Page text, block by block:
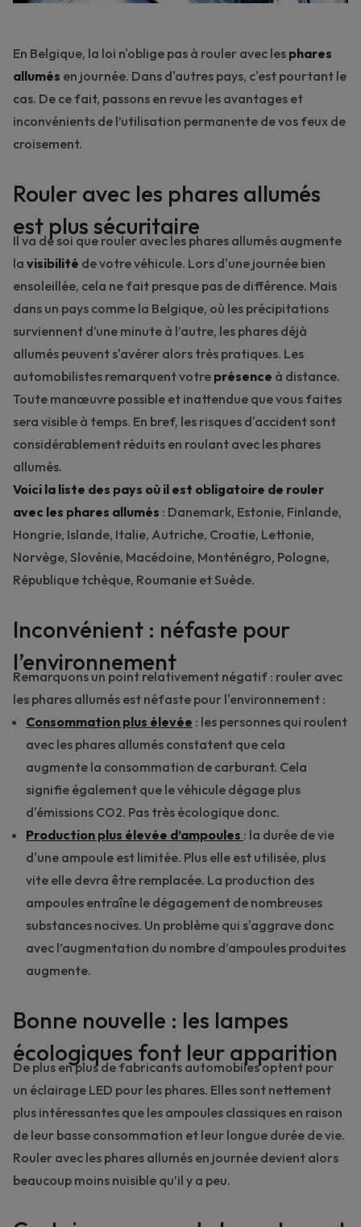
En Belgique, la loi n'oblige pas à rouler avec les phares
allumés en journée. Dans d'autres pays, c'est pourtant le
cas. De ce fait, passons en revue les avantages et
inconvénients de l’utilisation permanente de vos feux de
croisement.
Rouler avec les phares allumés
est plus sécuritaire
Il va de soi que rouler avec les phares allumés augmente
la visibilité de votre véhicule. Lors d'une journée bien
ensoleillée, cela ne fait presque pas de différence. Mais
dans un pays comme la Belgique, où les précipitations
surviennent d’une minute à l’autre, les phares déjà
allumés peuvent s'avérer alors très pratiques. Les
automobilistes remarquent votre présence à distance.
Toute manœuvre possible et inattendue que vous faites
sera visible à temps. En bref, les risques d'accident sont
considérablement réduits en roulant avec les phares
allumés.
Voici la liste des pays où il est obligatoire de rouler
avec les phares allumés : Danemark, Estonie, Finlande,
Hongrie, Islande, Italie, Autriche, Croatie, Lettonie,
Norvège, Slovénie, Macédoine, Monténégro, Pologne,
République tchèque, Roumanie et Suède.
Inconvénient : néfaste pour
l’environnement
Remarquons un point relativement négatif : rouler avec
les phares allumés est néfaste pour l'environnement :
Consommation plus élevée : les personnes qui roulent
avec les phares allumés constatent que cela
augmente la consommation de carburant. Cela
signifie également que le véhicule dégage plus
d'émissions CO2. Pas très écologique donc.
Production plus élevée d’ampoules : la durée de vie
d'une ampoule est limitée. Plus elle est utilisée, plus
vite elle devra être remplacée. La production des
ampoules entraîne le dégagement de nombreuses
substances nocives. Un problème qui s'aggrave donc
avec l’augmentation du nombre d’ampoules produites
augmente.
Bonne nouvelle : les lampes
écologiques font leur apparition
De plus en plus de fabricants automobiles optent pour
un éclairage LED pour les phares. Elles sont nettement
plus intéressantes que les ampoules classiques en raison
de leur basse consommation et leur longue durée de vie.
Rouler avec les phares allumés en journée devient alors
beaucoup moins nuisible qu’il y a peu.